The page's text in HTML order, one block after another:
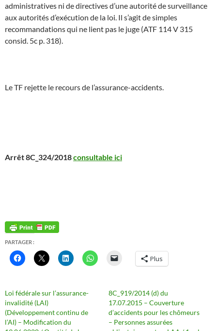
administratives ni de directives d’une autorité de surveillance
aux autorités d’exécution de la loi. Il s’agit de simples
recommandations qui ne lient pas le juge (ATF 114 V 315
consid. 5c p. 318).
Le TF rejette le recours de l’assurance-accidents.
Arrêt 8C_324/2018consultable ici
PARTAGER :
Plus
Loi fédérale sur l’assurance-
invalidité (LAI)
(Développement continu de
l’AI) – Modification du
8C_919/2014 (d) du
17.07.2015 – Couverture
d’accidents pour les chômeurs
– Personnes assurées